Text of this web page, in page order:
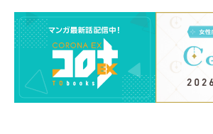
の一室で立てているのは夏の勉強計画
を入れ直したのに、周囲に誘われるが
ら予定がてんこ盛りに！ 憧れの天文
親友とのお泊りに、生徒会メンバーで
たら殿下にも会えるかもと期待に胸を